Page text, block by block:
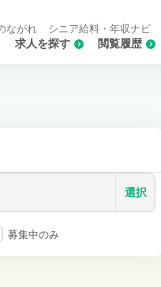
求人を探す 閲覧履歴
ながれ シニア給料・年収ナビ
選択
募集中のみ